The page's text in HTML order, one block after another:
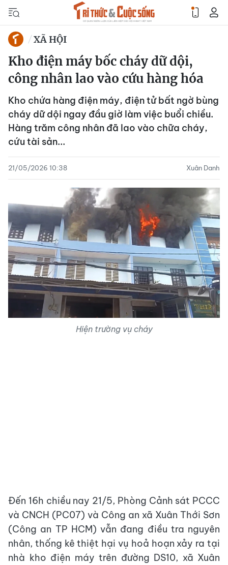
XÃ HỘI
Kho điện máy bốc cháy dữ dội,
công nhân lao vào cứu hàng hóa
Kho chứa hàng điện máy, điện tử bất ngờ bùng
cháy dữ dội ngay đầu giờ làm việc buổi chiều.
Hàng trăm công nhân đã lao vào chữa cháy,
cứu tài sản...
21/05/2026 10:38 Xuân Danh
Hiện trường vụ cháy
Đến 16h chiều nay 21/5, Phòng Cảnh sát PCCC
và CNCH (PC07) và Công an xã Xuân Thới Sơn
(Công an TP HCM) vẫn đang điều tra nguyên
nhân, thống kê thiệt hại vụ hoả hoạn xảy ra tại
nhà kho điện máy trên đường DS10, xã Xuân